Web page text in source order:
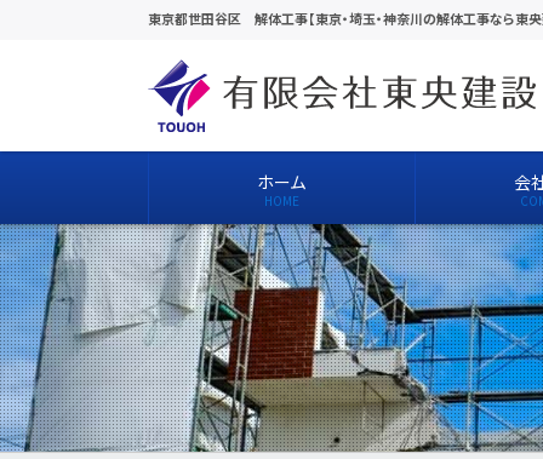
東京都世田谷区 解体工事【東京・埼玉・神奈川の解体工事なら東央
ホーム 会